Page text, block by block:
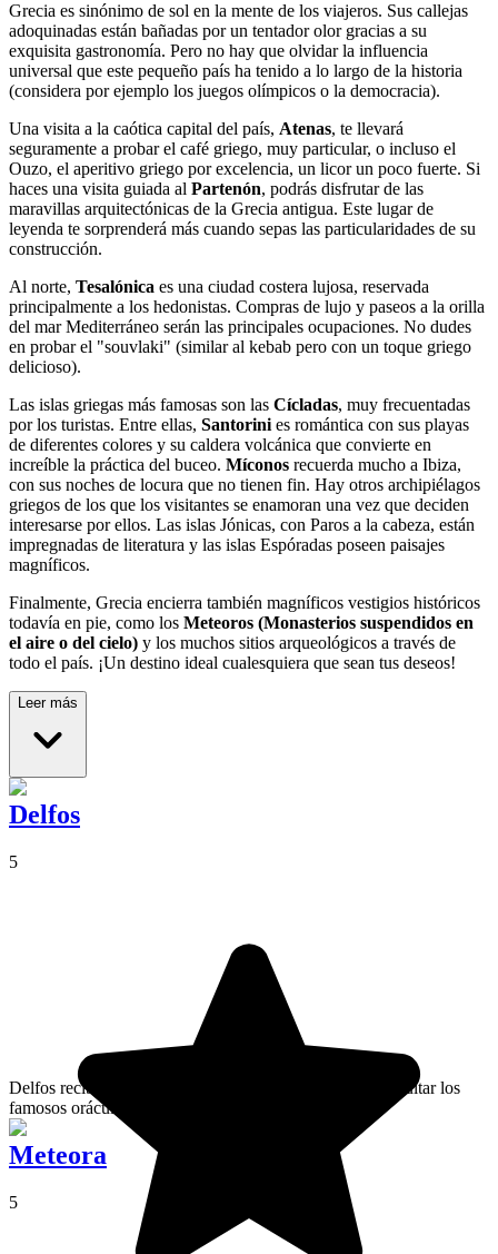
Grecia es sinónimo de sol en la mente de los viajeros. Sus callejas
adoquinadas están bañadas por un tentador olor gracias a su
exquisita gastronomía. Pero no hay que olvidar la influencia
universal que este pequeño país ha tenido a lo largo de la historia
(considera por ejemplo los juegos olímpicos o la democracia).
Una visita a la caótica capital del país, Atenas, te llevará
seguramente a probar el café griego, muy particular, o incluso el
Ouzo, el aperitivo griego por excelencia, un licor un poco fuerte. Si
haces una visita guiada al Partenón, podrás disfrutar de las
maravillas arquitectónicas de la Grecia antigua. Este lugar de
leyenda te sorprenderá más cuando sepas las particularidades de su
construcción.
Al norte, Tesalónica es una ciudad costera lujosa, reservada
principalmente a los hedonistas. Compras de lujo y paseos a la orilla
del mar Mediterráneo serán las principales ocupaciones. No dudes
en probar el "souvlaki" (similar al kebab pero con un toque griego
delicioso).
Las islas griegas más famosas son las Cícladas, muy frecuentadas
por los turistas. Entre ellas, Santorini es romántica con sus playas
de diferentes colores y su caldera volcánica que convierte en
increíble la práctica del buceo. Míconos recuerda mucho a Ibiza,
con sus noches de locura que no tienen fin. Hay otros archipiélagos
griegos de los que los visitantes se enamoran una vez que deciden
interesarse por ellos. Las islas Jónicas, con Paros a la cabeza, están
impregnadas de literatura y las islas Espóradas poseen paisajes
magníficos.
Finalmente, Grecia encierra también magníficos vestigios históricos
todavía en pie, como los Meteoros (Monasterios suspendidos en
el aire o del cielo) y los muchos sitios arqueológicos a través de
todo el país. ¡Un destino ideal cualesquiera que sean tus deseos!
Leer más
Delfos
5
Delfos recibía peregrinos de toda Grecia que iban a consultar los
famosos oráculos de la Pitia.
Meteora
5